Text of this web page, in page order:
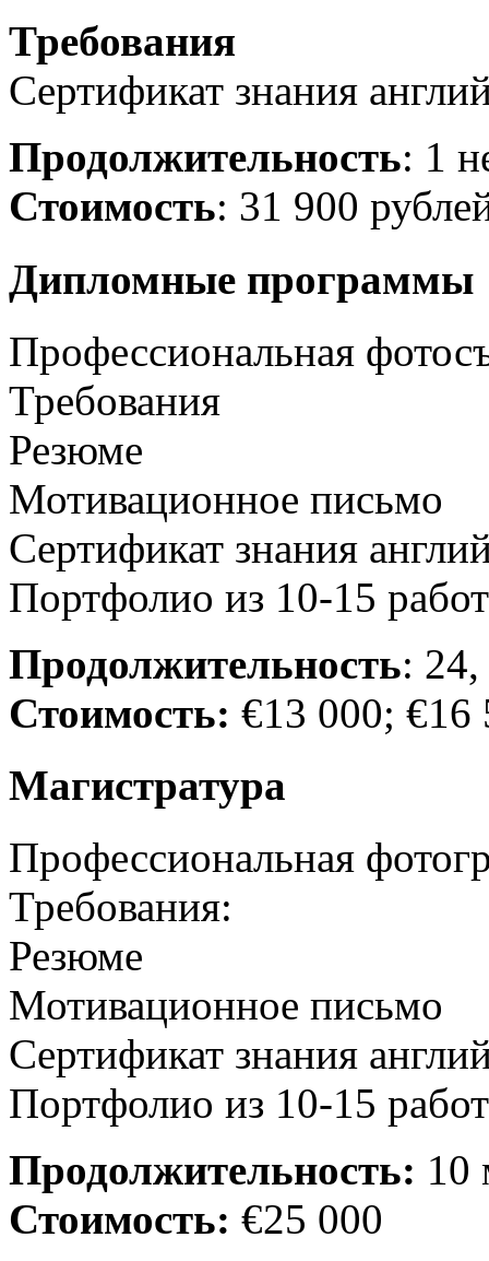
Требования
Сертификат знания
Продолжительность: 1
Стоимость: 31 900
Дипломные программы
Профессиональная
Требования
Резюме
Мотивационное письмо
Сертификат знания
Портфолио из 10-15 работ
Продолжительность:
Стоимость: €13 000; €16
Магистратура
Профессиональная
Требования:
Резюме
Мотивационное письмо
Сертификат знания
Портфолио из 10-15 работ
Продолжительность: 10
Стоимость: €25 000